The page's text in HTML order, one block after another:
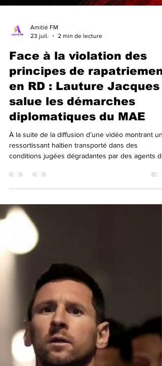
Amitié FM
Face à la violation des
principes de rapatriement
en RD : Lauture Jacques
salue les démarches
diplomatiques du MAE
À la suite de la diffusion d’une vidéo montrant un
ressortissant haïtien transporté dans des
conditions jugées dégradantes par des agents de
la migration dominicaine, le diplomate Lauture
Jacques a fermement condamné cet acte, qu’il
fondamentaux de respect de la dignité humaine.
Selon lui, si la République dominicaine exerce
pleinement son droit souverain de définir et
d’appliquer sa politique migratoire, l’exécution des
mesures de rap